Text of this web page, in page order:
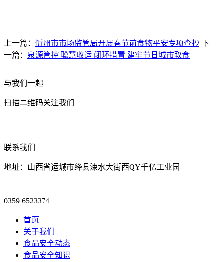
上一篇： 忻州市市场监管局开展春节前食物平安专项查抄 下
一篇： 泉源管控 聪慧收运 闭环措置 建牢节日城市取食
与我们一起
扫描二维码关注我们
联系我们
地址：山西省运城市绛县涑水大街西QY千亿工业园
0359-6523374
首页
关于我们
食品安全动态
食品安全知识